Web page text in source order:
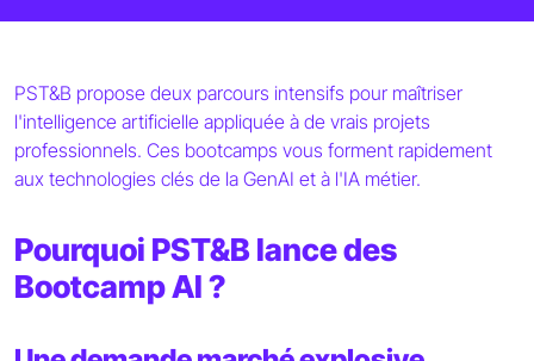
PST&B propose deux parcours intensifs pour maîtriser
l'intelligence artificielle appliquée à de vrais projets
professionnels. Ces bootcamps vous forment rapidement
aux technologies clés de la GenAI et à l'IA métier.
Pourquoi PST&B lance des
Bootcamp AI ?